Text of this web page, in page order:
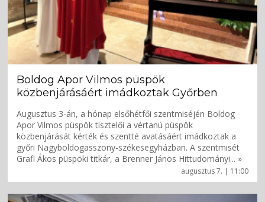
augusztus 7. | 11:00
Boldog Apor Vilmos püspök
közbenjárásáért imádkoztak Győrben
Augusztus 3-án, a hónap elsőhétfői szentmiséjén Boldog
Apor Vilmos püspök tisztelői a vértanú püspök
közbenjárását kérték és szentté avatásáért imádkoztak a
győri Nagyboldogasszony-székesegyházban. A szentmisét
Grafl Ákos püspöki titkár, a Brenner János Hittudományi... »